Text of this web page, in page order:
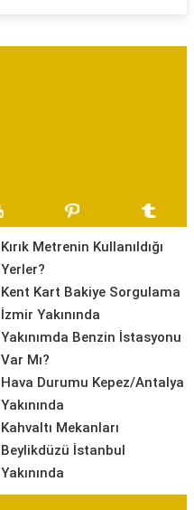
Kırık Metrenin Kullanıldığı
Yerler?
Kent Kart Bakiye Sorgulama
İzmir Yakınında
Yakınımda Benzin İstasyonu
Var Mı?
Hava Durumu Kepez/Antalya
Yakınında
Kahvaltı Mekanları
Beylikdüzü İstanbul
Yakınında